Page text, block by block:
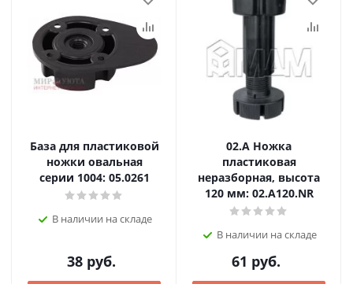
База для пластиковой
ножки овальная
серии 1004: 05.0261
В наличии на складе
38 руб.
02.А Ножка
пластиковая
неразборная, высота
120 мм: 02.A120.NR
В наличии на складе
61 руб.